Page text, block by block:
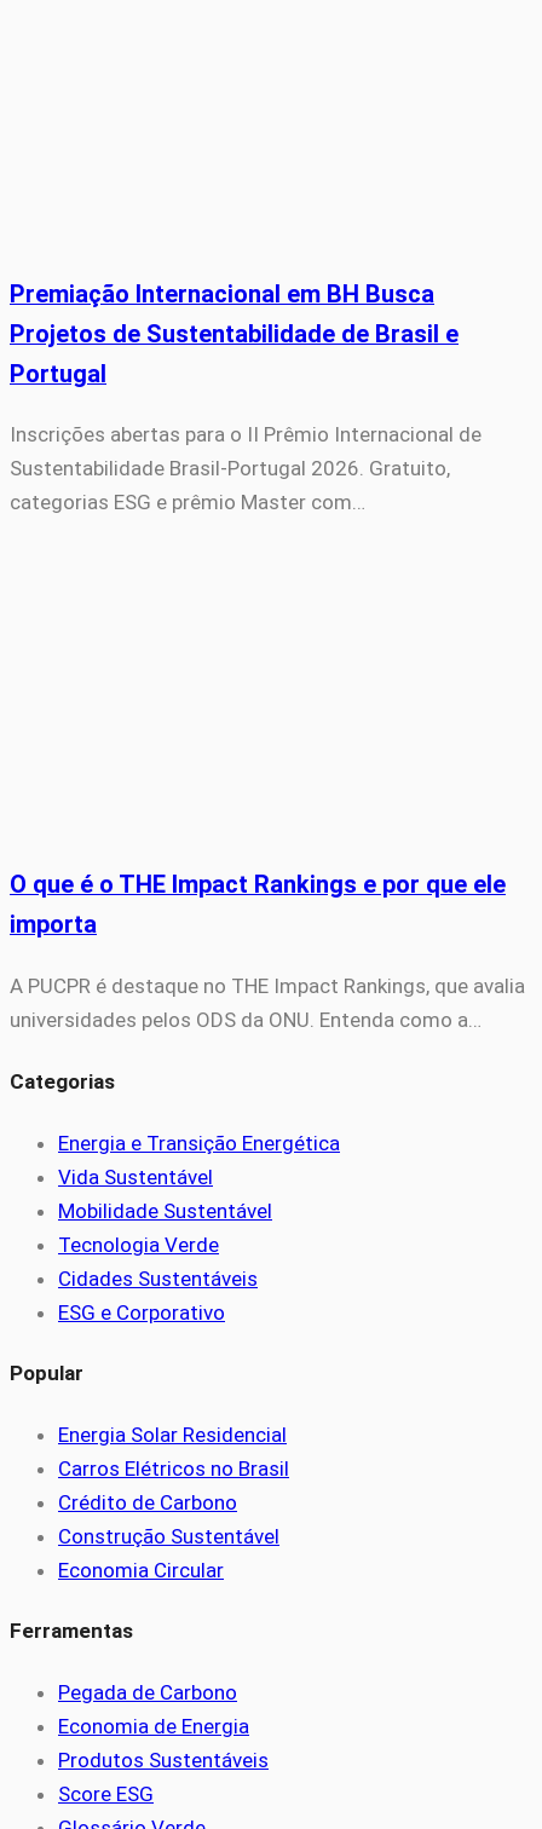
Premiação Internacional em BH Busca
Projetos de Sustentabilidade de Brasil e
Portugal
Inscrições abertas para o II Prêmio Internacional de
Sustentabilidade Brasil-Portugal 2026. Gratuito,
categorias ESG e prêmio Master com…
O que é o THE Impact Rankings e por que ele
importa
A PUCPR é destaque no THE Impact Rankings, que avalia
universidades pelos ODS da ONU. Entenda como a…
Categorias
Energia e Transição Energética
Vida Sustentável
Mobilidade Sustentável
Tecnologia Verde
Cidades Sustentáveis
ESG e Corporativo
Popular
Energia Solar Residencial
Carros Elétricos no Brasil
Crédito de Carbono
Construção Sustentável
Economia Circular
Ferramentas
Pegada de Carbono
Economia de Energia
Produtos Sustentáveis
Score ESG